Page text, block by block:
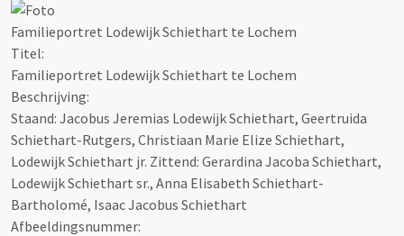
Familieportret Lodewijk Schiethart te Lochem
Titel:
Familieportret Lodewijk Schiethart te Lochem
Beschrijving:
Staand: Jacobus Jeremias Lodewijk Schiethart, Geertruida
Schiethart-Rutgers, Christiaan Marie Elize Schiethart,
Lodewijk Schiethart jr. Zittend: Gerardina Jacoba Schiethart,
Lodewijk Schiethart sr., Anna Elisabeth Schiethart-
Bartholomé, Isaac Jacobus Schiethart
Afbeeldingsnummer: